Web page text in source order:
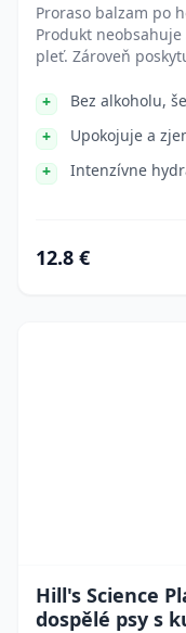
Proraso balzam po
Produkt
pleť. Zároveň
Bez alkoholu,
Upokojuje a
Intenzívne
12.8 €
Hill's Science
dospělé psy s